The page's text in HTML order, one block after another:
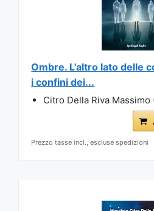
Ombre. L'altro lato delle
i confini dei...
Citro Della Riva Massimo
Prezzo tasse incl., escluse spedizioni